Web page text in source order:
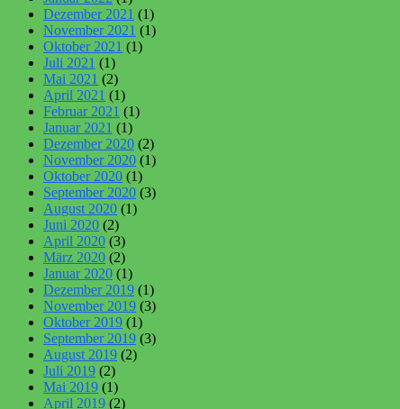
Dezember 2021 (1)
November 2021 (1)
Oktober 2021 (1)
Juli 2021 (1)
Mai 2021 (2)
April 2021 (1)
Februar 2021 (1)
Januar 2021 (1)
Dezember 2020 (2)
November 2020 (1)
Oktober 2020 (1)
September 2020 (3)
August 2020 (1)
Juni 2020 (2)
April 2020 (3)
März 2020 (2)
Januar 2020 (1)
Dezember 2019 (1)
November 2019 (3)
Oktober 2019 (1)
September 2019 (3)
August 2019 (2)
Juli 2019 (2)
Mai 2019 (1)
April 2019 (2)